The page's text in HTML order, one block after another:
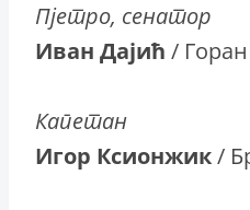
Пјетро, сенатор
Иван Дајић /
Капетан
Игор Ксионжик/